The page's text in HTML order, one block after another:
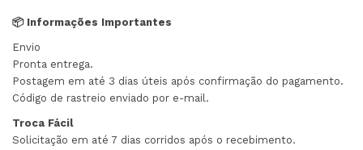
📦 Informações Importantes
Envio
Pronta entrega.
Postagem em até 3 dias úteis após confirmação do pagamento.
Código de rastreio enviado por e-mail.
Troca Fácil
Solicitação em até 7 dias corridos após o recebimento.